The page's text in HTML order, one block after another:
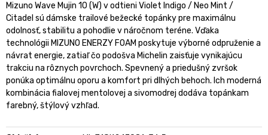
Mizuno Wave Mujin 10 (W) v odtieni Violet Indigo / Neo Mint /
Citadel sú dámske trailové bežecké topánky pre maximálnu
odolnosť, stabilitu a pohodlie v náročnom teréne. Vďaka
technológii MIZUNO ENERZY FOAM poskytuje výborné odpruženie a
návrat energie, zatiaľ čo podošva Michelin zaisťuje vynikajúcu
trakciu na rôznych povrchoch. Spevnený a priedušný zvršok
ponúka optimálnu oporu a komfort pri dlhých behoch. Ich moderná
kombinácia fialovej mentolovej a sivomodrej dodáva topánkam
farebný, štýlový vzhľad.